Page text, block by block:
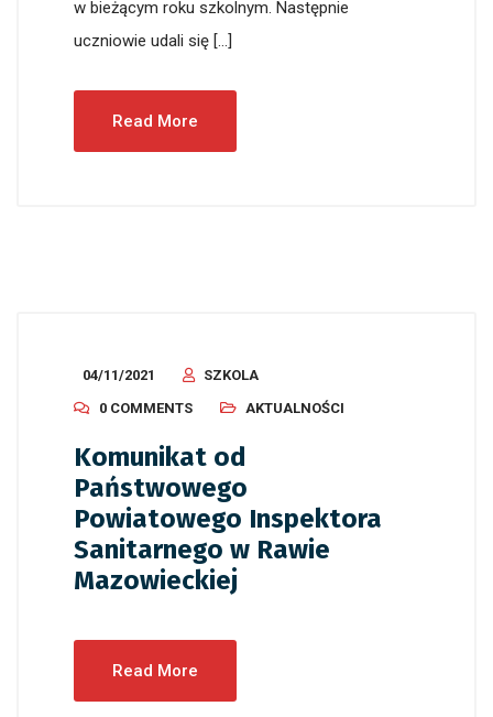
w bieżącym roku szkolnym. Następnie
uczniowie udali się […]
Read More
04/11/2021
SZKOLA
0 COMMENTS
AKTUALNOŚCI
Komunikat od
Państwowego
Powiatowego Inspektora
Sanitarnego w Rawie
Mazowieckiej
Read More